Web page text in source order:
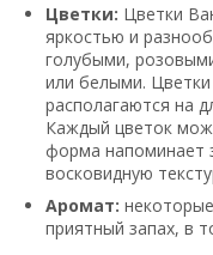
Цветки: Цветки
яркостью и
голубыми,
или белыми.
располагаются на
Каждый цветок
форма напоминает
восковидную
Аромат:
приятный запах, в